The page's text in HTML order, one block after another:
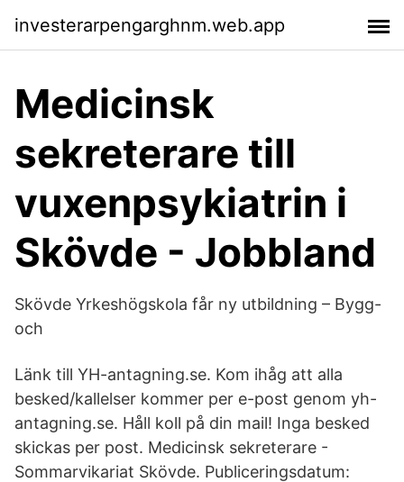
investerarpengarghnm.web.app
Medicinsk
sekreterare till
vuxenpsykiatrin i
Skövde - Jobbland
Skövde Yrkeshögskola får ny utbildning – Bygg-
och
Länk till YH-antagning.se. Kom ihåg att alla
besked/kallelser kommer per e-post genom yh-
antagning.se. Håll koll på din mail! Inga besked
skickas per post. Medicinsk sekreterare -
Sommarvikariat Skövde. Publiceringsdatum: